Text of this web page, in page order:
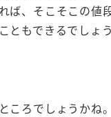
、そこそこの値
もできるでしょう
ころでしょうかね。